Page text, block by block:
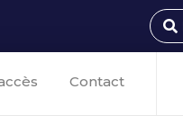
Contact